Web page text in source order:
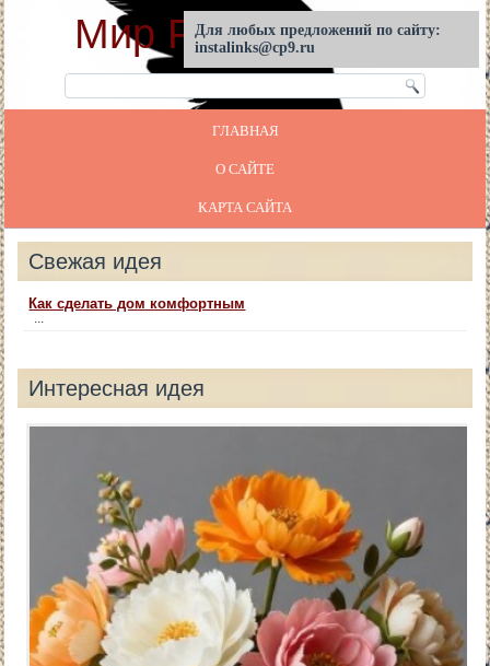
Мир Реставрации
ГЛАВНАЯ
О САЙТЕ
КАРТА САЙТА
Свежая идея
Как сделать дом комфортным
...
Интересная идея
Для любых предложений по сайту:
instalinks@cp9.ru